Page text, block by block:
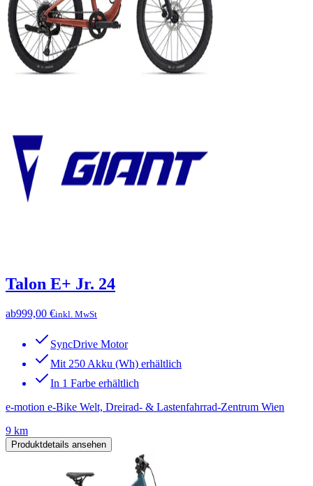
Talon E+ Jr. 24
ab999,00 €inkl. MwSt
SyncDrive Motor
Mit 250 Akku (Wh) erhältlich
In 1 Farbe erhältlich
e-motion e-Bike Welt, Dreirad- & Lastenfahrrad-Zentrum Wien
9 km
Produktdetails ansehen